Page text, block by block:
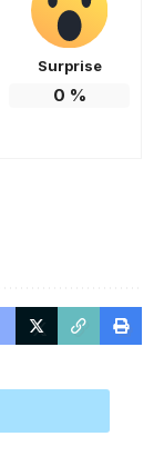
Surprise
0 %